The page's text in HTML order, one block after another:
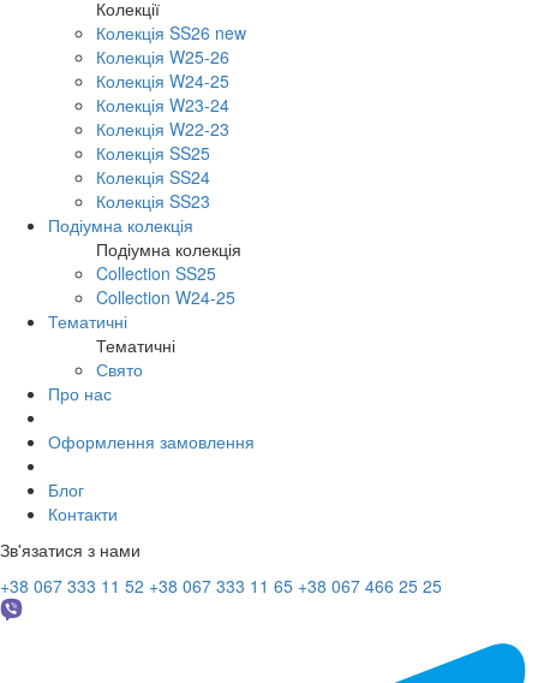
Колекції
Колекція SS26 new
Колекція W25-26
Колекція W24-25
Колекція W23-24
Колекція W22-23
Колекція SS25
Колекція SS24
Колекція SS23
Подіумна колекція
Подіумна колекція
Collection SS25
Collection W24-25
Тематичні
Тематичні
Свято
Про нас
Оформлення замовлення
Блог
Контакти
Зв'язатися з нами
+38 067 333 11 52 +38 067 333 11 65 +38 067 466 25 25